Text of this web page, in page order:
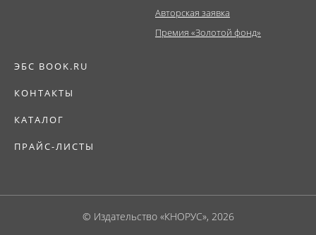
Авторская заявка
Премия «Золотой фонд»
ЭБС BOOK.RU
КОНТАКТЫ
КАТАЛОГ
ПРАЙС-ЛИСТЫ
© Издательство «КНОРУС», 2026